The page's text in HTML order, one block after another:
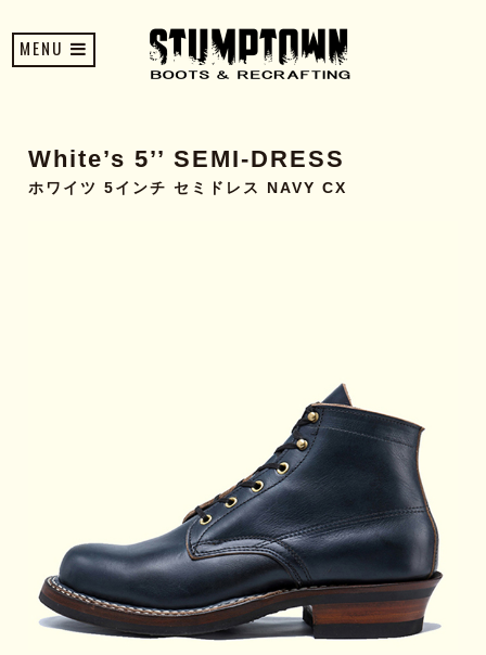
MENU
White’s 5’’ SEMI-DRESS
ホワイツ 5インチ セミドレス NAVY CX